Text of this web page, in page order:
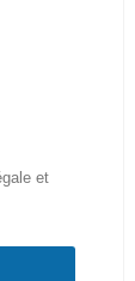
et